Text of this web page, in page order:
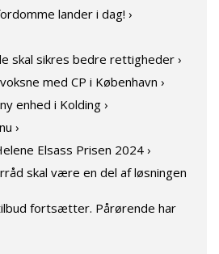
lander i dag! ›
skal sikres bedre rettigheder ›
med CP i København ›
enhed i Kolding ›
›
Elsass Prisen 2024 ›
skal være en del af løsningen
fortsætter. Pårørende har